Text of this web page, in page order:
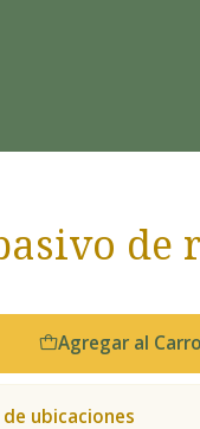
de
Agregar al Carro
ubicaciones